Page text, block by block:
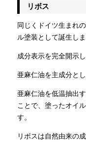
リボス
同じくドイツ生まれ
ル塗装として誕生しま
成分表示を完全開示
亜麻仁油を主成分と
亜麻仁油を低温抽出
ことで、塗ったオイ
す。
リボスは自然由来の